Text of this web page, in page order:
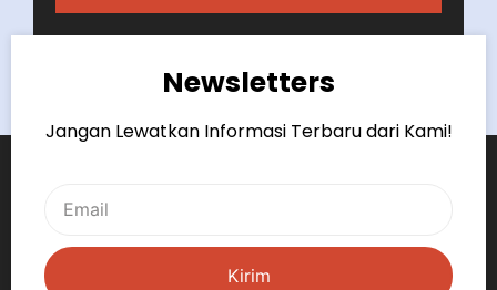
Newsletters
Jangan Lewatkan Informasi Terbaru dari Kami!
Kirim